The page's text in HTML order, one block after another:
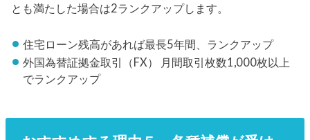
とも満たした場合は2ランクアップします。
住宅ローン残高があれば最長5年間、ランクアップ
外国為替証拠金取引（FX） 月間取引枚数1,000枚以上
でランクアップ